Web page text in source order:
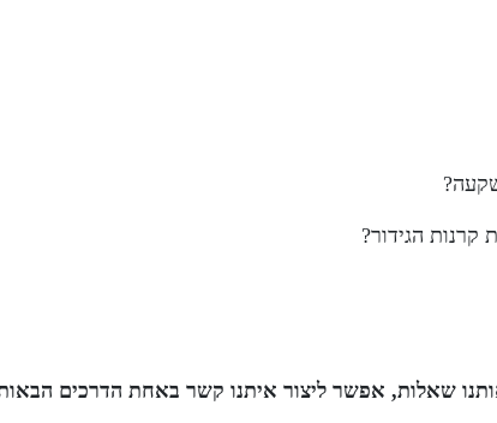
קרנות הגידור?
שאלות, אפשר ליצור איתנו קשר באחת הדרכים